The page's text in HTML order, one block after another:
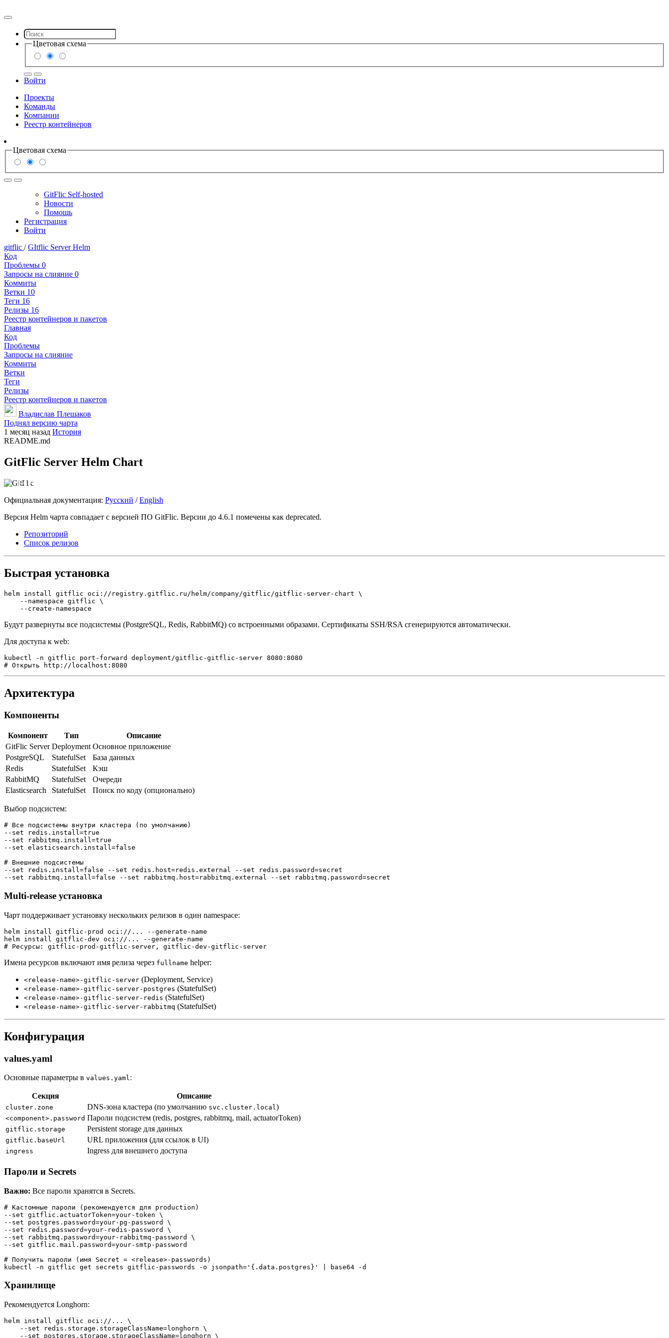
Цветовая схема
Войти
Проекты
Команды
Компании
Реестр контейнеров
Цветовая схема
GitFlic Self-hosted
Новости
Помощь
Регистрация
Войти
gitflic / GItflic Server Helm
Код
Проблемы 0
Запросы на слияние 0
Коммиты
Ветки 10
Теги 16
Релизы 16
Реестр контейнеров и пакетов
Главная
Код
Проблемы
Запросы на слияние
Коммиты
Ветки
Теги
Релизы
Реестр контейнеров и пакетов
Владислав Плешаков
Поднял версию чарта
1 месяц назад История
README.md
GitFlic Server Helm Chart
HELM Chart - GitFlic Server
Официальная документация: Русский /English
Версия Helm чарта совпадает с версией ПО GitFlic. Версии до 4.6.1 помечены как deprecated.
Репозиторий
Список релизов
Быстрая установка
helm install gitflic oci://registry.gitflic.ru/helm/company/gitflic/gitflic-server-chart \
    --namespace gitflic \
Будут развернуты все подсистемы (PostgreSQL, Redis, RabbitMQ) со встроенными образами. Сертификаты SSH/RSA сгенерируются автоматически.
Для доступа к web:
kubectl -n gitflic port-forward deployment/gitflic-gitflic-server 8080:8080
Архитектура
Компоненты
Компонент Тип
Описание
GitFlic Server Deployment Основное приложение
PostgreSQL
StatefulSet
База данных
Redis
StatefulSet
Кэш
RabbitMQ
StatefulSet
Очереди
Elasticsearch
StatefulSet Поиск по коду (опционально)
Выбор подсистем:
# Все подсистемы внутри кластера (по умолчанию)
--set redis.install=true
--set rabbitmq.install=true
--set elasticsearch.install=false
# Внешние подсистемы
--set redis.install=false --set redis.host=redis.external --set redis.password=secret
Multi-release установка
Чарт поддерживает установку нескольких релизов в один namespace:
helm install gitflic-prod oci://... --generate-name
helm install gitflic-dev oci://... --generate-name
Имена ресурсов включают имя релиза через fullname helper:
<release-name>-gitflic-server (Deployment, Service)
<release-name>-gitflic-server-postgres (StatefulSet)
<release-name>-gitflic-server-redis (StatefulSet)
<release-name>-gitflic-server-rabbitmq (StatefulSet)
Конфигурация
values.yaml
Основные параметры в values.yaml:
Секция Описание
cluster.zone DNS-зона кластера (по умолчанию svc.cluster.local)
<component>.password Пароли подсистем (redis, postgres, rabbitmq, mail, actuatorToken)
gitflic.storage Persistent storage для данных
gitflic.baseUrl URL приложения (для ссылок в UI)
ingress Ingress для внешнего доступа
Пароли и Secrets
Важно: Все пароли хранятся в Secrets.
# Кастомные пароли (рекомендуется для production)
--set gitflic.actuatorToken=your-token \
--set postgres.password=your-pg-password \
--set redis.password=your-redis-password \
--set rabbitmq.password=your-rabbitmq-password \
--set gitflic.mail.password=your-smtp-password
# Получить пароли (имя Secret = <release>-passwords)
Хранилище
Рекомендуется Longhorn:
helm install gitflic oci://... \
    --set redis.storage.storageClassName=longhorn \
    --set postgres.storage.storageClassName=longhorn \